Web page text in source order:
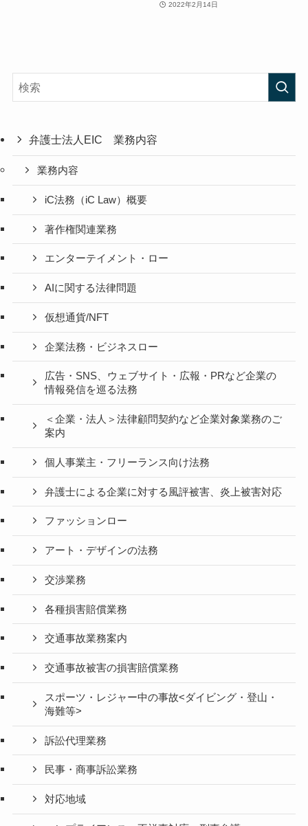
2022年2月14日
弁護士法人EIC 業務内容
業務内容
iC法務（iC Law）概要
著作権関連業務
エンターテイメント・ロー
AIに関する法律問題
仮想通貨/NFT
企業法務・ビジネスロー
広告・SNS、ウェブサイト・広報・PRなど企業の
情報発信を巡る法務
＜企業・法人＞法律顧問契約など企業対象業務のご
案内
個人事業主・フリーランス向け法務
弁護士による企業に対する風評被害、炎上被害対応
ファッションロー
アート・デザインの法務
交渉業務
各種損害賠償業務
交通事故業務案内
交通事故被害の損害賠償業務
スポーツ・レジャー中の事故<ダイビング・登山・
海難等>
訴訟代理業務
民事・商事訴訟業務
対応地域